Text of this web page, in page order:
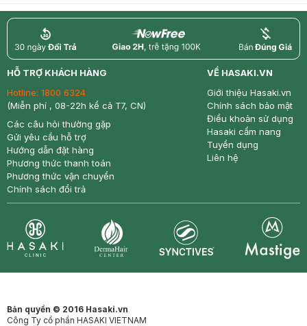
return nowfree price
HỖ TRỢ KHÁCH HÀNG
Hotline: 1800 6324
(Miễn phí , 08-22h kể cả T7, CN)
Các câu hỏi thường gặp
Gửi yêu cầu hỗ trợ
Hướng dẫn đặt hàng
Phương thức thanh toán
Phương thức vận chuyển
Chính sách đổi trả
VỀ HASAKI.VN
Giới thiệu Hasaki.vn
Chính sách bảo mật
Điều khoản sử dụng
Hasaki cẩm nang
Tuyển dụng
Liên hệ
Bản quyền © 2016 Hasaki.vn
Công Ty cổ phần HASAKI VIETNAM